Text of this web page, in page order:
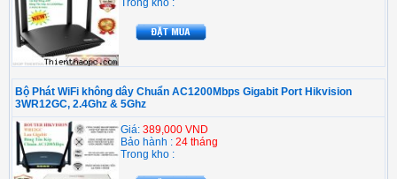
Trong kho :
Bộ Phát WiFi không dây Chuẩn AC1200Mbps Gigabit Port Hikvision
3WR12GC, 2.4Ghz & 5Ghz
Giá: 389,000 VND
Bảo hành : 24 tháng
Trong kho :